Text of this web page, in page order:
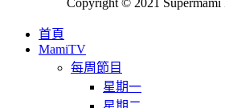
Copyright © 2021
首頁
MamiTV
每周節目
星期一